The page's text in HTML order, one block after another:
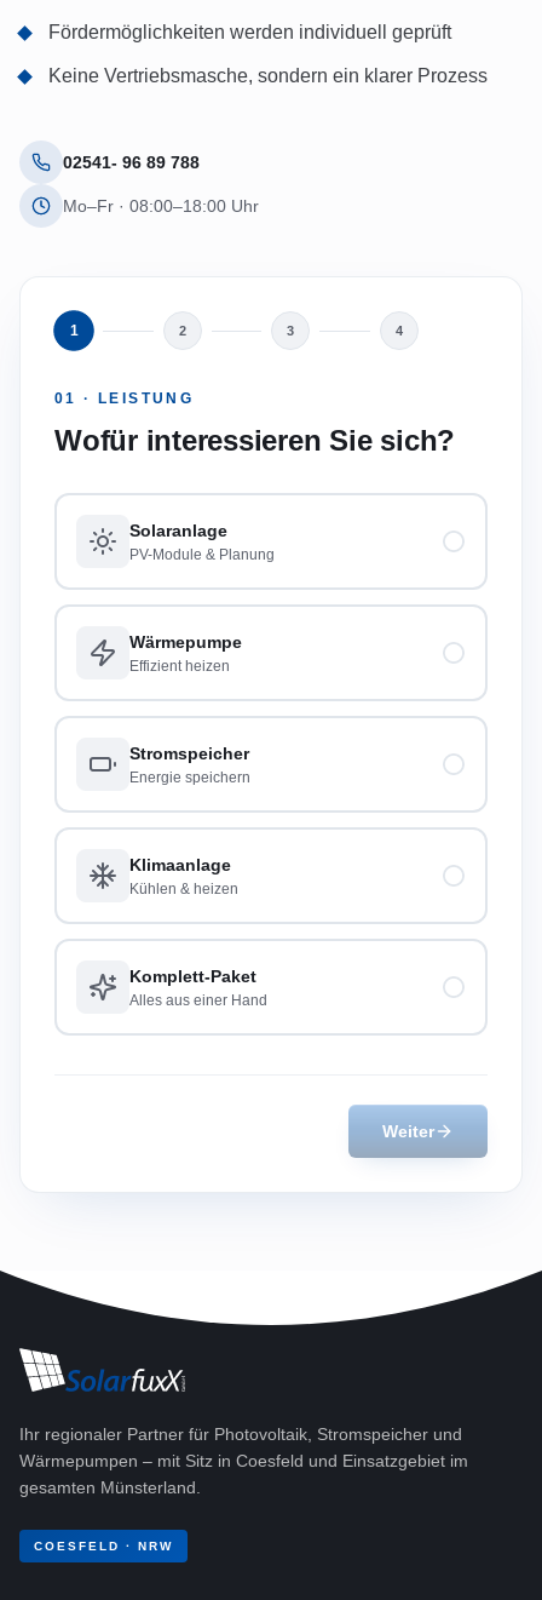
Fördermöglichkeiten werden individuell geprüft
Keine Vertriebsmasche, sondern ein klarer Prozess
02541- 96 89 788
Mo–Fr · 08:00–18:00 Uhr
1 2 3 4
01 · LEISTUNG
Wofür interessieren Sie sich?
Solaranlage
PV-Module & Planung
Wärmepumpe
Effizient heizen
Stromspeicher
Energie speichern
Klimaanlage
Kühlen & heizen
Komplett-Paket
Alles aus einer Hand
Weiter
Ihr regionaler Partner für Photovoltaik, Stromspeicher und
Wärmepumpen – mit Sitz in Coesfeld und Einsatzgebiet im
gesamten Münsterland.
COESFELD · NRW